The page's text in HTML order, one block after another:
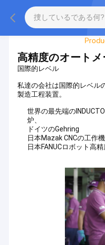
高精度のオート
国際的レベル
私達の会社は国際的レベル
製造工程装置。
世界の最先端の
炉、
ドイツのGehring
日本Mazak CNCの工作
日本FANUCロボット高